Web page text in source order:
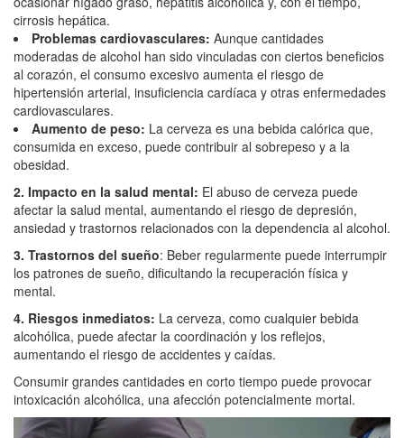
cirrosis hepática.
Problemas cardiovasculares: Aunque cantidades
moderadas de alcohol han sido vinculadas con ciertos beneficios
al corazón, el consumo excesivo aumenta el riesgo de
hipertensión arterial, insuficiencia cardíaca y otras enfermedades
cardiovasculares.
Aumento de peso: La cerveza es una bebida calórica que,
consumida en exceso, puede contribuir al sobrepeso y a la
obesidad.
2. Impacto en la salud mental: El abuso de cerveza puede
afectar la salud mental, aumentando el riesgo de depresión,
ansiedad y trastornos relacionados con la dependencia al alcohol.
3. Trastornos del sueño: Beber regularmente puede interrumpir
los patrones de sueño, dificultando la recuperación física y
mental.
4. Riesgos inmediatos: La cerveza, como cualquier bebida
alcohólica, puede afectar la coordinación y los reflejos,
aumentando el riesgo de accidentes y caídas.
Consumir grandes cantidades en corto tiempo puede provocar
intoxicación alcohólica, una afección potencialmente mortal.